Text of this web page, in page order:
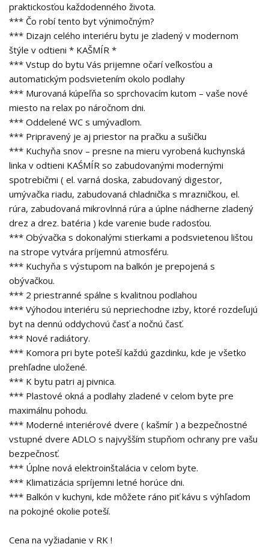
praktickosťou každodenného života.
*** Čo robí tento byt výnimočným?
*** Dizajn celého interiéru bytu je zladený v modernom
štýle v odtieni * KAŠMÍR *
*** Vstup do bytu Vás prijemne očarí veľkosťou a
automatickým podsvietením okolo podlahy
*** Murovaná kúpeľňa so sprchovacím kutom – vaše nové
miesto na relax po náročnom dni.
*** Oddelené WC s umývadlom.
*** Pripravený je aj priestor na pračku a sušičku
*** Kuchyňa snov – presne na mieru vyrobená kuchynská
linka v odtieni KAŚMÍR so zabudovanými modernými
spotrebičmi ( el. varná doska, zabudovaný digestor,
umývačka riadu, zabudovaná chladnička s mrazničkou, el.
rúra, zabudovaná mikrovlnná rúra a úplne nádherne zladený
drez a drez. batéria ) kde varenie bude radosťou.
*** Obývačka s dokonalými stierkami a podsvietenou lištou
na strope vytvára príjemnú atmosféru.
*** Kuchyňa s výstupom na balkón je prepojená s
obývačkou.
*** 2 priestranné spálne s kvalitnou podlahou
*** Výhodou interiéru sú nepriechodne izby, ktoré rozdeľujú
byt na dennú oddychovú časť a nočnú časť.
*** Nové radiátory.
*** Komora pri byte poteší každú gazdinku, kde je všetko
prehľadne uložené.
*** K bytu patri aj pivnica.
*** Plastové okná a podlahy zladené v celom byte pre
maximálnu pohodu.
*** Moderné interiérové dvere ( kašmír ) a bezpečnostné
vstupné dvere ADLO s najvyšším stupňom ochrany pre vašu
bezpečnosť.
*** Úplne nová elektroinštalácia v celom byte.
*** Klimatizácia spríjemni letné horúce dni.
*** Balkón v kuchyni, kde môžete ráno piť kávu s výhľadom
na pokojné okolie poteší.
Cena na vyžiadanie v RK !